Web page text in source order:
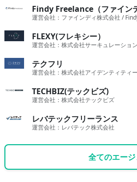
Findy Freelance（ファイン
運営会社： ファインディ株式会社 /
FLEXY(フレキシー）
運営会社：株式会社サーキュレーション
テクフリ
運営会社：株式会社アイデンティティー
TECHBIZ(テックビズ)
運営会社：株式会社テックビズ
レバテックフリーランス
運営会社： レバテック株式会社
全てのエー